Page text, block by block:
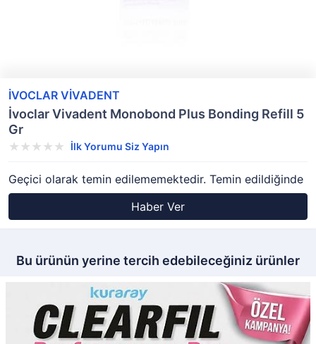
İVOCLAR VİVADENT
İvoclar Vivadent Monobond Plus Bonding Refill 5
Gr
İlk Yorumu Siz Yapın
Geçici olarak temin edilememektedir. Temin edildiğinde
Haber Ver
Bu ürünün yerine tercih edebileceğiniz ürünler